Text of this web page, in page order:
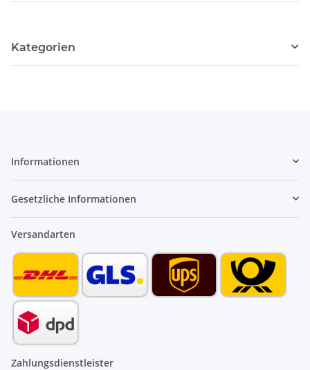
Kategorien
Informationen
Gesetzliche Informationen
Versandarten
Zahlungsdienstleister